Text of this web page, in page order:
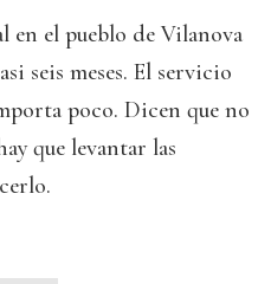
en el pueblo de Vilanova
seis meses. El servicio
poco. Dicen que no
que levantar las